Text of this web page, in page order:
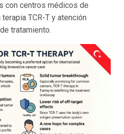
con centros médicos de
TCR-T y atención
tratamiento.